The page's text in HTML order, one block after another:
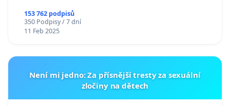
153 762 podpisů
350 Podpisy / 7 dní
11 Feb 2025
Není mi jedno: Za přísnější tresty za sexuální
zločiny na dětech